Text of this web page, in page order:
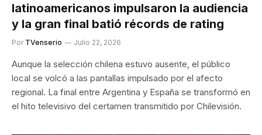
latinoamericanos impulsaron la audiencia
y la gran final batió récords de rating
Por TVenserio Julio 22, 2026
Aunque la selección chilena estuvo ausente, el público
local se volcó a las pantallas impulsado por el afecto
regional. La final entre Argentina y España se transformó en
el hito televisivo del certamen transmitido por Chilevisión.